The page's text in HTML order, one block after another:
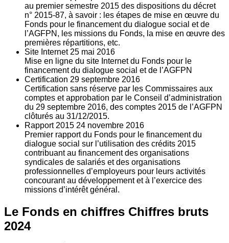
au premier semestre 2015 des dispositions du décret
n° 2015-87, à savoir : les étapes de mise en œuvre du
Fonds pour le financement du dialogue social et de
l’AGFPN, les missions du Fonds, la mise en œuvre des
premières répartitions, etc.
Site Internet 25 mai 2016
Mise en ligne du site Internet du Fonds pour le
financement du dialogue social et de l’AGFPN
Certification 29 septembre 2016
Certification sans réserve par les Commissaires aux
comptes et approbation par le Conseil d’administration
du 29 septembre 2016, des comptes 2015 de l’AGFPN
clôturés au 31/12/2015.
Rapport 2015 24 novembre 2016
Premier rapport du Fonds pour le financement du
dialogue social sur l’utilisation des crédits 2015
contribuant au financement des organisations
syndicales de salariés et des organisations
professionnelles d’employeurs pour leurs activités
concourant au développement et à l’exercice des
missions d’intérêt général.
Le Fonds en chiffres Chiffres bruts
2024